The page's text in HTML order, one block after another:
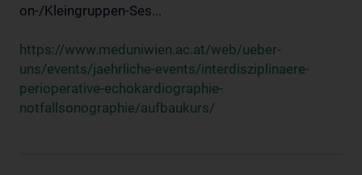
on-/Kleingruppen-Ses...
https://www.meduniwien.ac.at/web/ueber-
uns/events/jaehrliche-events/interdisziplinaere-
perioperative-echokardiographie-
notfallsonographie/aufbaukurs/